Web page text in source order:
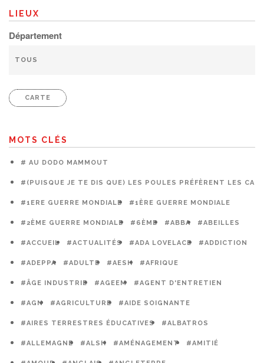
LIEUX
Département
CARTE
MOTS CLÉS
# AU DODO MAMMOUT
#(PUISQUE JE TE DIS QUE) LES POULES PRÉFÈRENT LES
#1ERE GUERRE MONDIALE #1ÈRE GUERRE MONDIALE
#2ÈME GUERRE MONDIALE #6ÈME #ABBA #ABEILLES
#ACCUEIL #ACTUALITÉS #ADA LOVELACE #ADDICTION
#ADEPPA #ADULTE #AESH #AFRIQUE
#ÂGE INDUSTRIE #AGEEM #AGENT D'ENTRETIEN
#AGN #AGRICULTURE #AIDE SOIGNANTE
#AIRES TERRESTRES ÉDUCATIVES #ALBATROS
#ALLEMAGNE #ALSH #AMÉNAGEMENT #AMITIÉ